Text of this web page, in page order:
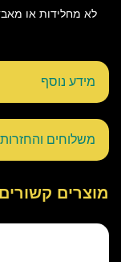
לא מחלידות או
מידע נוסף
משלוחים והחזרות
מוצרים קשורים